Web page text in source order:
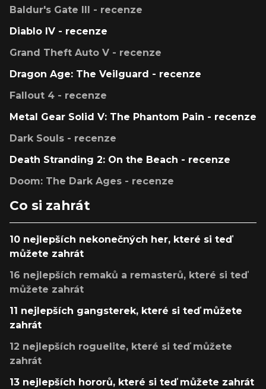
Baldur's Gate III - recenze
Diablo IV - recenze
Grand Theft Auto V - recenze
Dragon Age: The Veilguard - recenze
Fallout 4 - recenze
Metal Gear Solid V: The Phantom Pain - recenze
Dark Souls - recenze
Death Stranding 2: On the Beach - recenze
Doom: The Dark Ages - recenze
Co si zahrát
10 nejlepších nekonečných her, které si teď
můžete zahrát
16 nejlepších remaků a remasterů, které si teď
můžete zahrát
11 nejlepších gangsterek, které si teď můžete
zahrát
12 nejlepších roguelite, které si teď můžete
zahrát
13 nejlepších hororů, které si teď můžete zahrát